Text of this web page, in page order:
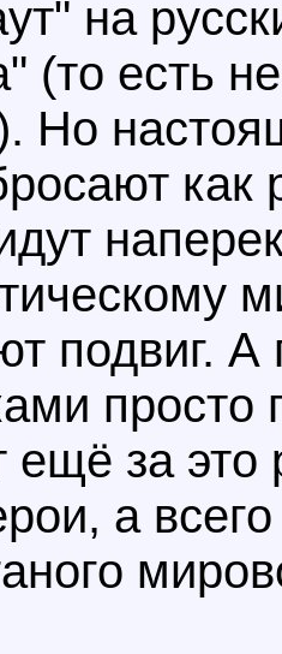
на
(то есть
Но
подвиг. А
ещё за это
а